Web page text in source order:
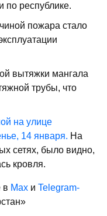
республике.
пожара стало
вытяжки мангала
трубы, что
на улице
14 января. На
сетях, было видно,
кровля.
в Max и Telegram-